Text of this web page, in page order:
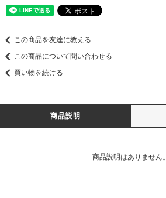
この商品を友達に教える
この商品について問い合わせる
買い物を続ける
商品説明
商品説明はありません。